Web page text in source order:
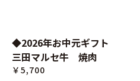
◆2026年お中元ギフト
三田マルセ牛 焼肉
￥5,700